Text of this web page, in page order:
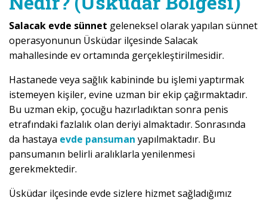
Salacak evde sünnet geleneksel olarak yapılan sünnet
operasyonunun Üsküdar ilçesinde Salacak
mahallesinde ev ortamında gerçekleştirilmesidir.
Hastanede veya sağlık kabininde bu işlemi yaptırmak
istemeyen kişiler, evine uzman bir ekip çağırmaktadır.
Bu uzman ekip, çocuğu hazırladıktan sonra penis
etrafındaki fazlalık olan deriyi almaktadır. Sonrasında
da hastaya evde pansuman yapılmaktadır. Bu
pansumanın belirli aralıklarla yenilenmesi
gerekmektedir.
Üsküdar ilçesinde evde sizlere hizmet sağladığımız